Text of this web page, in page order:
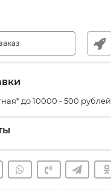
до 10000 - 500 рублей